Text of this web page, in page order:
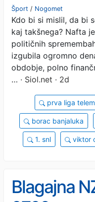
Viktorja
senzacija.
Šport / Nogomet
Kdo bi si mislil, da bi
kaj takšnega? Nafta
političnih
izgubila ogromno
obdobje, polno
… · Siol.net · 2d
prva liga
borac banjaluka
1. snl viktor
Blagajna